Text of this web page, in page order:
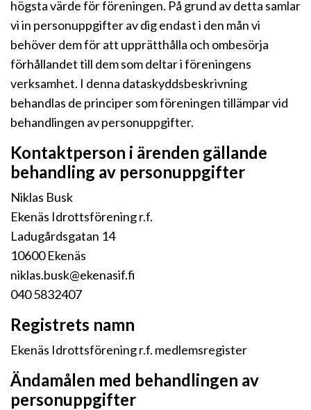
högsta värde för föreningen. På grund av detta samlar
vi in personuppgifter av dig endast i den mån vi
behöver dem för att upprätthålla och ombesörja
förhållandet till dem som deltar i föreningens
verksamhet. I denna dataskyddsbeskrivning
behandlas de principer som föreningen tillämpar vid
behandlingen av personuppgifter.
Kontaktperson i ärenden gällande
behandling av personuppgifter
Niklas Busk
Ekenäs Idrottsförening r.f.
Ladugårdsgatan 14
10600 Ekenäs
niklas.busk@ekenasif.fi
040 5832407
Registrets namn
Ekenäs Idrottsförening r.f. medlemsregister
Ändamålen med behandlingen av
personuppgifter